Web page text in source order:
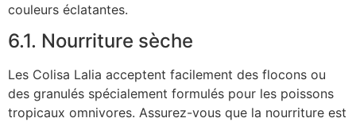
couleurs éclatantes.
6.1. Nourriture sèche
Les Colisa Lalia acceptent facilement des flocons ou
des granulés spécialement formulés pour les poissons
tropicaux omnivores. Assurez-vous que la nourriture est